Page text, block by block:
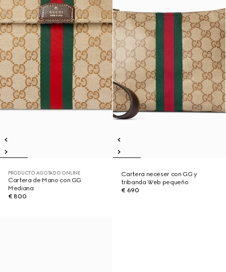
PRODUCTO AGOTADO ONLINE
Cartera de Mano con GG
Mediana
€ 800
Cartera neceser con GG y
tribanda Web pequeño
€ 690